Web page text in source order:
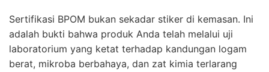
Sertifikasi BPOM bukan sekadar stiker di kemasan. Ini
adalah bukti bahwa produk Anda telah melalui uji
laboratorium yang ketat terhadap kandungan logam
berat, mikroba berbahaya, dan zat kimia terlarang